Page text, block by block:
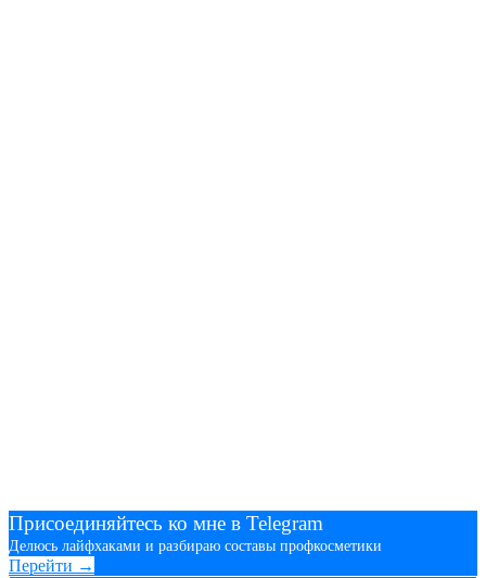
Присоединяйтесь ко мне в Telegram
Делюсь лайфхаками и разбираю составы профкосметики
Перейти →